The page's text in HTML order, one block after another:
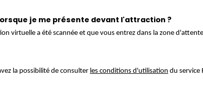
je me présente devant l'attraction ?
virtuelle a été scannée et que vous entrez dans la zone
la possibilité de consulter les conditions d'utilisation du service